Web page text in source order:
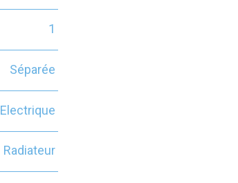
1
Séparée
Electrique
Radiateur